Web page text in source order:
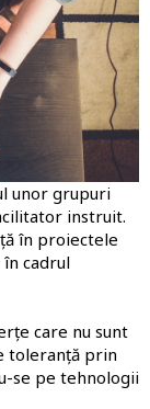
unor grupuri
instruit.
în proiectele
cadrul
care nu sunt
toleranță prin
se pe tehnologii